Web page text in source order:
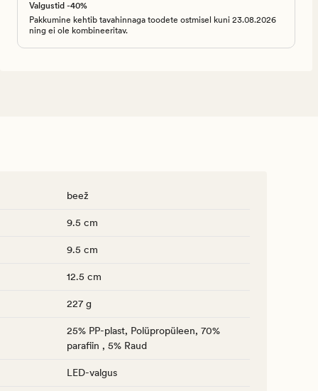
Valgustid -40%
Pakkumine kehtib tavahinnaga toodete ostmisel kuni 23.08.2026
ning ei ole kombineeritav.
beež
9.5 cm
9.5 cm
12.5 cm
227 g
25% PP-plast, Polüpropüleen, 70%
parafiin , 5% Raud
LED-valgus